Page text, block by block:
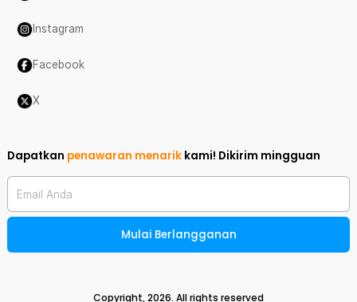
Instagram
Facebook
X
Dapatkan penawaran menarik kami! Dikirim mingguan
Email Anda
Mulai Berlangganan
Copyright,2026. All rights reserved